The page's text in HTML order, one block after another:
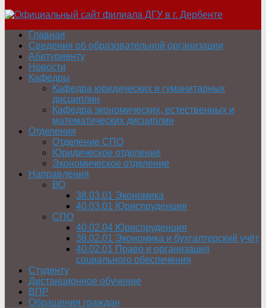
Главная
Сведения об образовательной организации
Абитуриенту
Новости
Кафедры
Кафедра юридических и гуманитарных
дисциплин
Кафедра экономических, естественных и
математических дисциплин
Отделения
Отделение СПО
Юридическое отделение
Экономическое отделение
Направления
ВО
38.03.01 Экономика
40.03.01 Юриспруденция
СПО
40.02.04 Юриспруденция
38.02.01 Экономика и бухгалтерский учёт
40.02.01 Право и организация
социального обеспечения
Студенту
Дистанционное обучение
ВПР
Обращения граждан